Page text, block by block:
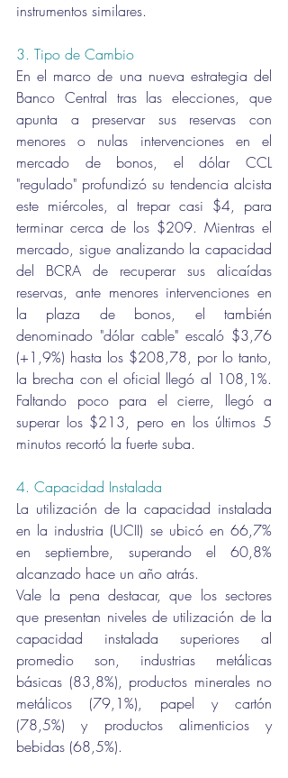
instrumentos similares.
3. Tipo de Cambio
En el marco de una nueva estrategia del
Banco Central tras las elecciones, que
apunta a preservar sus reservas con
menores o nulas intervenciones en el
mercado de bonos, el dólar CCL
"regulado" profundizó su tendencia alcista
este miércoles, al trepar casi $4, para
terminar cerca de los $209. Mientras el
mercado, sigue analizando la capacidad
del BCRA de recuperar sus alicaídas
reservas, ante menores intervenciones en
la plaza de bonos, el también
denominado "dólar cable" escaló $3,76
(+1,9%) hasta los $208,78, por lo tanto,
la brecha con el oficial llegó al 108,1%.
Faltando poco para el cierre, llegó a
superar los $213, pero en los últimos 5
minutos recortó la fuerte suba.
4. Capacidad Instalada
La utilización de la capacidad instalada
en la industria (UCII) se ubicó en 66,7%
en septiembre, superando el 60,8%
alcanzado hace un año atrás.
Vale la pena destacar, que los sectores
que presentan niveles de utilización de la
capacidad instalada superiores al
promedio son, industrias metálicas
básicas (83,8%), productos minerales no
metálicos (79,1%), papel y cartón
(78,5%) y productos alimenticios y
bebidas (68,5%).